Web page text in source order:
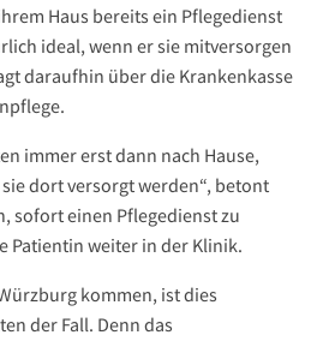
Haus bereits ein Pflegedienst
ideal, wenn er sie mitversorgen
daraufhin über die Krankenkasse
immer erst dann nach Hause,
dort versorgt werden“, betont
sofort einen Pflegedienst zu
Patientin weiter in der Klinik.
kommen, ist dies
der Fall. Denn das